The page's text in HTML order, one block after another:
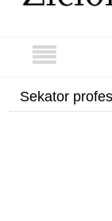
Sekator